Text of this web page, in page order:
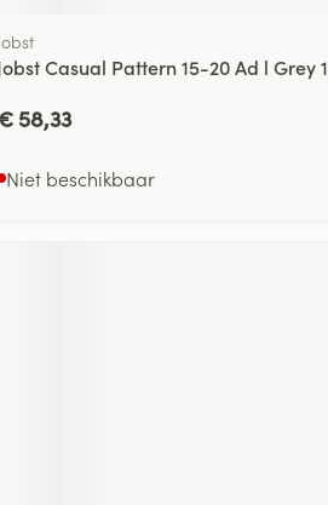
Casual Pattern 15-20 Ad l Grey 1
58,33
Niet beschikbaar